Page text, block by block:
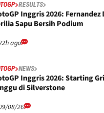
RESULTS
Inggris 2026: Fernandez
Sapu Bersih Podium
ago
NEWS
Inggris 2026: Starting
di Silverstone
08/26